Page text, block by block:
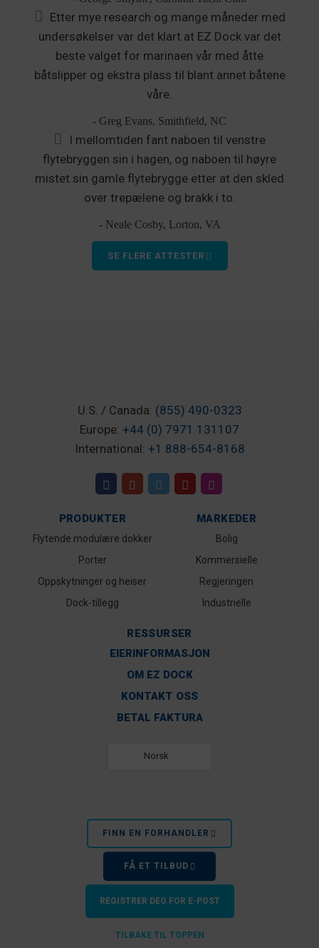
Etter mye research og mange måneder med
undersøkelser var det klart at EZ Dock var det
beste valget for marinaen vår med åtte
båtslipper og ekstra plass til blant annet båtene
våre.
- Greg Evans, Smithfield, NC
I mellomtiden fant naboen til venstre
flytebryggen sin i hagen, og naboen til høyre
mistet sin gamle flytebrygge etter at den skled
over trepælene og brakk i to.
- Neale Cosby, Lorton, VA
SE FLERE ATTESTER
U.S. / Canada: (855) 490-0323
Europe: +44 (0) 7971 131107
International: +1 888-654-8168
PRODUKTER
Flytende modulære dokker
Porter
Oppskytninger og heiser
Dock-tillegg
MARKEDER
Bolig
Kommersielle
Regjeringen
Industrielle
RESSURSER
EIERINFORMASJON
OM EZ DOCK
KONTAKT OSS
BETAL FAKTURA
Norsk
FINN EN FORHANDLER
FÅ ET TILBUD
REGISTRER DEG FOR E-POST
TILBAKE TIL TOPPEN